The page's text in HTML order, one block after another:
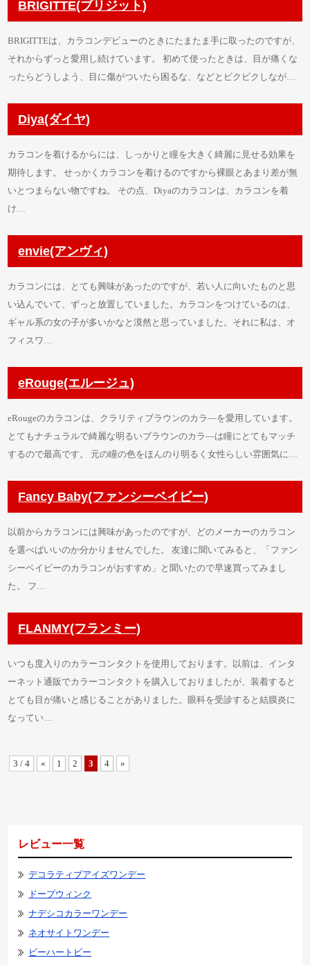
BRIGITTE(ブリジット)
BRIGITTEは、カラコンデビューのときにたまたま手に取ったのですが、
それからずっと愛用し続けています。 初めて使ったときは、目が痛くな
ったらどうしよう、目に傷がついたら困るな、などとビクビクしなが…
Diya(ダイヤ)
カラコンを着けるからには、しっかりと瞳を大きく綺麗に見せる効果を
期待します。 せっかくカラコンを着けるのですから裸眼とあまり差が無
いとつまらない物ですね。 その点、Diyaのカラコンは、カラコンを着
け…
envie(アンヴィ)
カラコンには、とても興味があったのですが、若い人に向いたものと思
い込んでいて、ずっと放置していました。カラコンをつけているのは、
ギャル系の女の子が多いかなと漠然と思っていました。それに私は、オ
フィスワ…
eRouge(エルージュ)
eRougeのカラコンは、クラリティブラウンのカラ―を愛用しています。
とてもナチュラルで綺麗な明るいブラウンのカラ―は瞳にとてもマッチ
するので最高です。 元の瞳の色をほんのり明るく女性らしい雰囲気に…
Fancy Baby(ファンシーベイビー)
以前からカラコンには興味があったのですが、どのメーカーのカラコン
を選べばいいのか分かりませんでした。 友達に聞いてみると、「ファン
シーベイビーのカラコンがおすすめ」と聞いたので早速買ってみまし
た。 フ…
FLANMY(フランミー)
いつも度入りのカラーコンタクトを使用しております。以前は、インタ
ーネット通販でカラーコンタクトを購入しておりましたが、装着すると
とても目が痛いと感じることがありました。眼科を受診すると結膜炎に
なってい…
3 / 4 « 1 2 3 4 »
レビュー一覧
デコラティブアイズワンデー
ドープウィンク
ナデシコカラーワンデー
ネオサイトワンデー
ビーハートビー